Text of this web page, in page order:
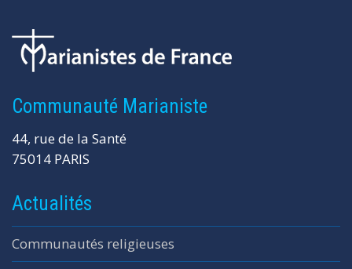
Communauté Marianiste
44, rue de la Santé
75014 PARIS
Actualités
Communautés religieuses